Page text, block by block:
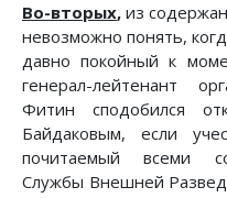
Во-вторых, из
невозможно понять,
давно покойный к
генерал-лейтенант
Фитин сподобился
Байдаковым, если
почитаемый всеми
Службы Внешней